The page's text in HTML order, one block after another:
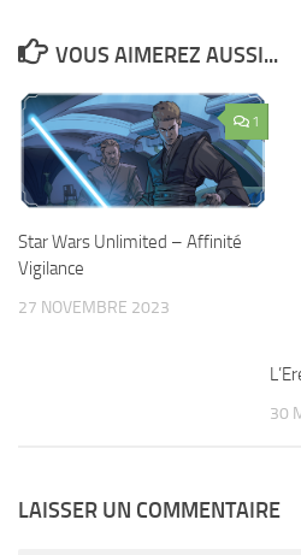
VOUS AIMEREZ AUSSI...
1
Star Wars Unlimited – Affinité
Vigilance
27 NOVEMBRE 2023
LAISSER UN COMMENTAIRE